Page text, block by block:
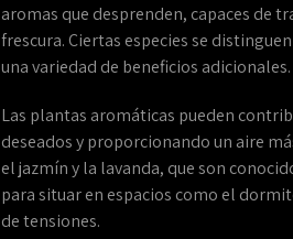
aromas que desprenden, capaces de
frescura. Ciertas especies se
una variedad de beneficios adicionales.
Las plantas aromáticas pueden
deseados y proporcionando un aire
el jazmín y la lavanda, que son
para situar en espacios como el
de tensiones.